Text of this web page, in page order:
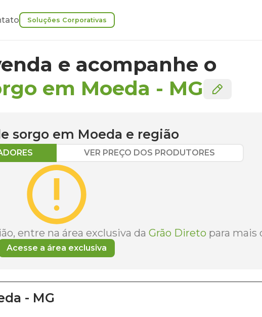
Soluções Corporativas
e acompanhe o
em Moeda - MG
sorgo em Moeda e região
VER PREÇO DOS PRODUTORES
entre na área exclusiva da Grão Direto para mais
Acesse a área exclusiva
- MG